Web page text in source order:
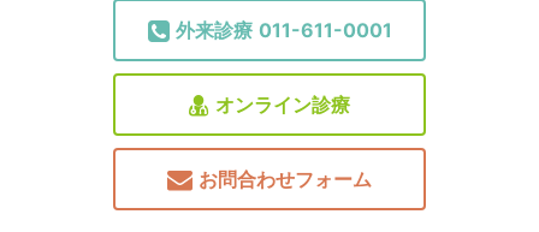
外来診療 011-611-0001
オンライン診療
お問合わせフォーム